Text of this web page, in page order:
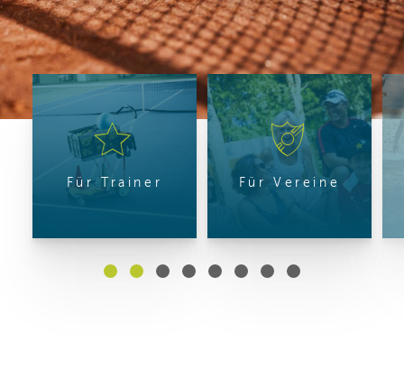
Für Trainer Für Vereine